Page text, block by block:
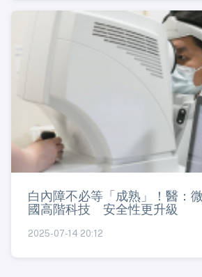
白內障不必等「成熟」！醫：
國高階科技 安全性更升級
2025-07-14 20:12